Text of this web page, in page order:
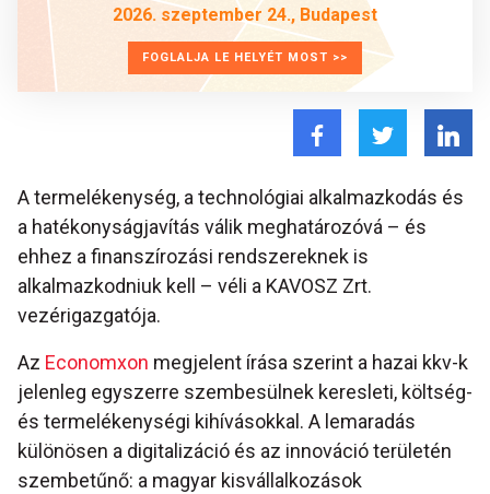
2026. szeptember 24., Budapest
FOGLALJA LE HELYÉT MOST >>
A termelékenység, a technológiai alkalmazkodás és
a hatékonyságjavítás válik meghatározóvá – és
ehhez a finanszírozási rendszereknek is
alkalmazkodniuk kell – véli a KAVOSZ Zrt.
vezérigazgatója.
Az Economxon megjelent írása szerint a hazai kkv-k
jelenleg egyszerre szembesülnek keresleti, költség-
és termelékenységi kihívásokkal. A lemaradás
különösen a digitalizáció és az innováció területén
szembetűnő: a magyar kisvállalkozások